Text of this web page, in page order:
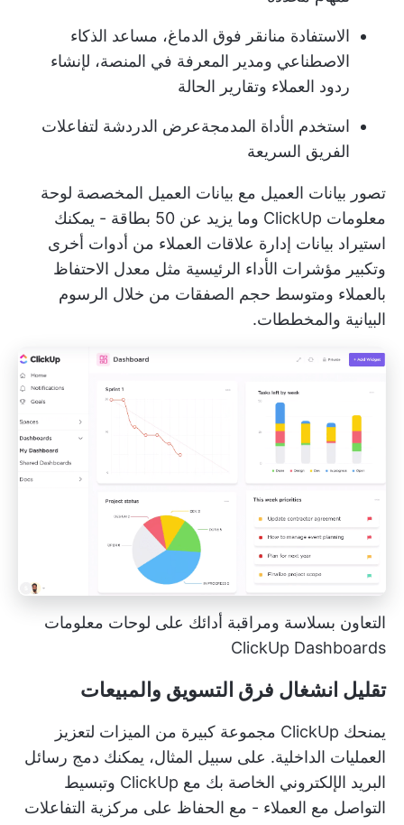
الاستفادة منانقر فوق الدماغ، مساعد الذكاء
الاصطناعي ومدير المعرفة في المنصة، لإنشاء
ردود العملاء وتقارير الحالة
استخدم الأداة المدمجةعرض الدردشة لتفاعلات
الفريق السريعة
تصور بيانات العميل مع بيانات العميل المخصصة لوحة
معلومات ClickUp
وما يزيد عن 50 بطاقة - يمكنك
استيراد بيانات إدارة علاقات العملاء من أدوات أخرى
وتكبير مؤشرات الأداء الرئيسية مثل معدل الاحتفاظ
بالعملاء ومتوسط حجم الصفقات من خلال الرسوم
البيانية والمخططات.
التعاون بسلاسة ومراقبة أدائك على لوحات معلومات
ClickUp Dashboards
تقليل انشغال فرق التسويق والمبيعات
يمنحك ClickUp مجموعة كبيرة من الميزات لتعزيز
العمليات الداخلية. على سبيل المثال، يمكنك دمج رسائل
البريد الإلكتروني الخاصة بك مع ClickUp وتبسيط
التواصل مع العملاء - مع الحفاظ على مركزية التفاعلات